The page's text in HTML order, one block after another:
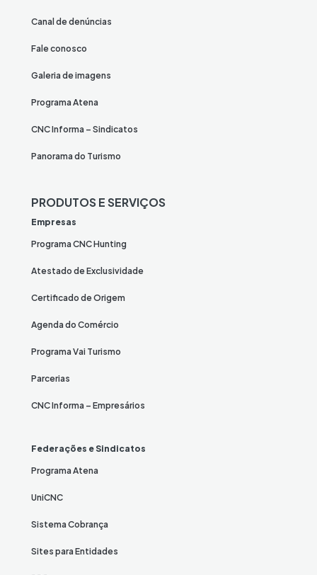
Canal de denúncias
Fale conosco
Galeria de imagens
Programa Atena
CNC Informa – Sindicatos
Panorama do Turismo
PRODUTOS E SERVIÇOS
Empresas
Programa CNC Hunting
Atestado de Exclusividade
Certificado de Origem
Agenda do Comércio
Programa Vai Turismo
Parcerias
CNC Informa – Empresários
Federações e Sindicatos
Programa Atena
UniCNC
Sistema Cobrança
Sites para Entidades